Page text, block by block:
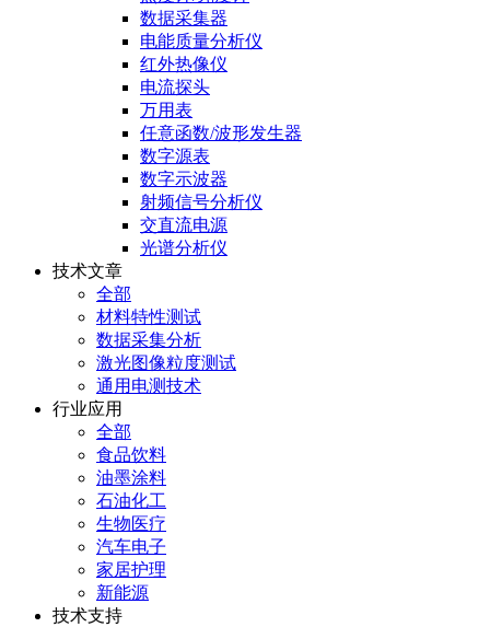
数据采集器
电能质量分析仪
红外热像仪
电流探头
万用表
任意函数/波形发生器
数字源表
数字示波器
射频信号分析仪
交直流电源
光谱分析仪
技术文章
全部
材料特性测试
数据采集分析
激光图像粒度测试
通用电测技术
行业应用
全部
食品饮料
油墨涂料
石油化工
生物医疗
汽车电子
家居护理
新能源
技术支持